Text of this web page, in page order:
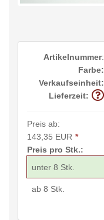
Artikelnummer:
Farbe:
Verkaufseinheit:
Lieferzeit:
Preis ab:
143,35 EUR *
Preis pro Stk.:
unter 8 Stk.
ab 8 Stk.